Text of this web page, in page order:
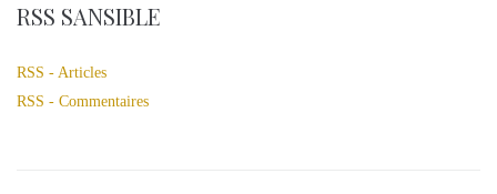
RSS SANSIBLE
RSS - Articles
RSS - Commentaires